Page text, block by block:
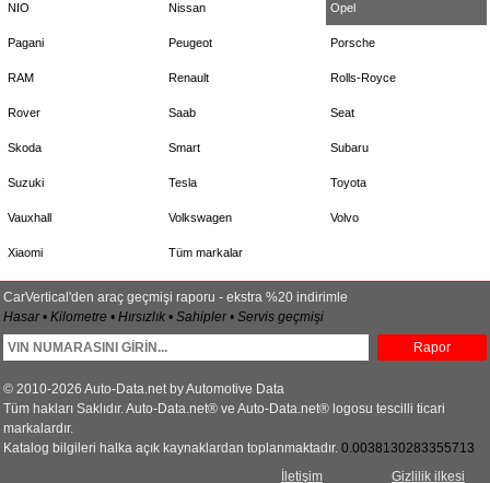
NIO Nissan Opel
Pagani Peugeot Porsche
RAM Renault Rolls-Royce
Rover Saab Seat
Skoda Smart Subaru
Suzuki Tesla Toyota
Vauxhall Volkswagen Volvo
Xiaomi Tüm markalar
CarVertical'den araç geçmişi raporu - ekstra %20 indirimle
Hasar • Kilometre • Hırsızlık • Sahipler • Servis geçmişi
Rapor
© 2010-2026 Auto-Data.net by Automotive Data
Tüm hakları Saklıdır. Auto-Data.net® ve Auto-Data.net® logosu tescilli ticari
markalardır.
Katalog bilgileri halka açık kaynaklardan toplanmaktadır. 0.0038130283355713
Gizlilik ilkesi
İletişim